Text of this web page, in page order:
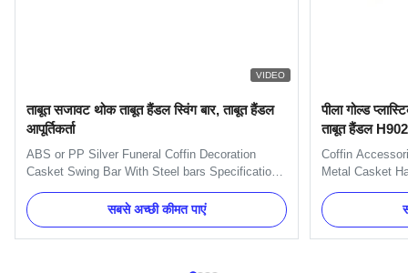
VIDEO
ताबूत सजावट थोक ताबूत हैंडल स्विंग बार, ताबूत हैंडल
आपूर्तिकर्ता
ABS or PP Silver Funeral Coffin Decoration
Casket Swing Bar With Steel bars Specification:
One set of Swing bar: 8pcs plastic plates,16pcs
handles ,8pcs end caps and 2 long bars and 2
short bars. Item Name TX-A Swing bar Material
Plastic (PP) and Zinc Alloy Color Gold, silver,
सबसे अच्छी कीमत पाएं
पीला गोल्ड
ताबूत हैंडल
Coffin
Metal Casket
Specification:
brackets,
Clients'
Material Plastic